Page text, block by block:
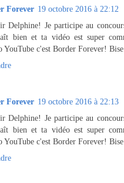
Forever 19 octobre 2016 à 22:12
Delphine! Je participe au
bien et ta vidéo est super
YouTube c'est Border Forever! Bise
Forever 19 octobre 2016 à 22:13
Delphine! Je participe au
bien et ta vidéo est super
YouTube c'est Border Forever! Bise